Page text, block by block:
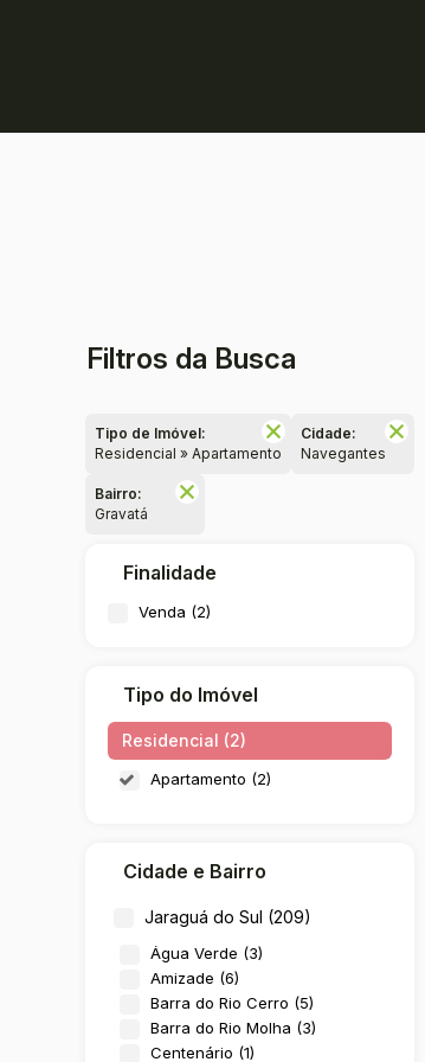
Filtros da Busca
Tipo de Imóvel:
Residencial » Apartamento
Cidade:
Navegantes
Bairro:
Gravatá
Finalidade
Venda (2)
Tipo do Imóvel
Residencial (2)
Apartamento (2)
Cidade e Bairro
Jaraguá do Sul (209)
Água Verde (3)
Amizade (6)
Barra do Rio Cerro (5)
Barra do Rio Molha (3)
Centenário (1)